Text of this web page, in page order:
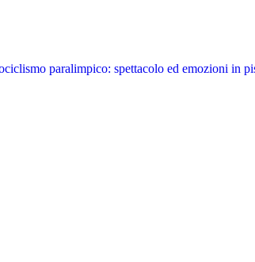
paralimpico: spettacolo ed emozioni in